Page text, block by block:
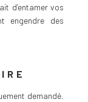
d’entamer vos
engendre des
demandé.